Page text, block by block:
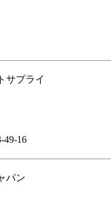
サプライ
49-16
パン